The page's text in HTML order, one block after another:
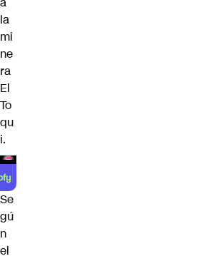
la
mi
ne
ra
El
To
qu
i.
Se
gú
n
el